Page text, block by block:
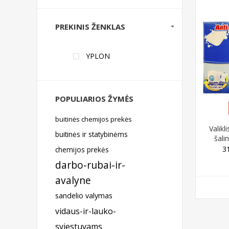
PREKINIS ŽENKLAS
YPLON
POPULIARIOS ŽYMĖS
buitinės chemijos prekės
buitinės ir statybinėms
chemijos prekės
darbo-rubai-ir-
avalyne
sandelio valymas
vidaus-ir-lauko-
sviestuvams